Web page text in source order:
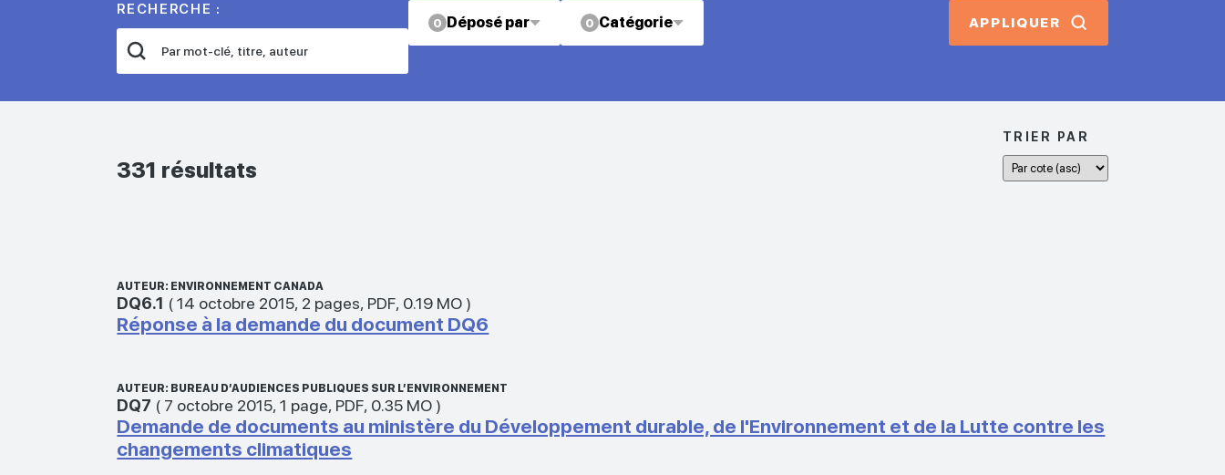
RECHERCHE :
0 Déposé par 0 Catégorie APPLIQUER
331 résultats
TRIER PAR
AUTEUR: ENVIRONNEMENT CANADA
DQ6.1 (14 octobre 2015, 2 pages, PDF, 0.19 MO )
Réponse à la demande du document DQ6
AUTEUR: BUREAU D’AUDIENCES PUBLIQUES SUR L’ENVIRONNEMENT
DQ7 ( 7 octobre 2015,1 page, PDF, 0.35 MO )
Demande de documents au ministère du Développement durable, de l'Environnement et de la Lutte contre les
changements climatiques